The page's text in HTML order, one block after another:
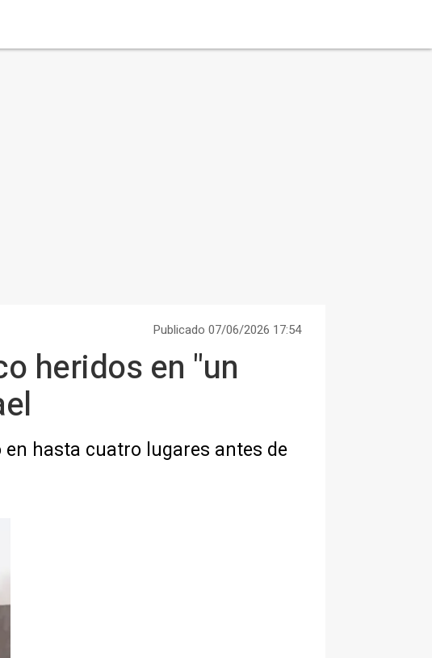
Publicado 07/06/2026 17:54
heridos en "un
hasta cuatro lugares antes de